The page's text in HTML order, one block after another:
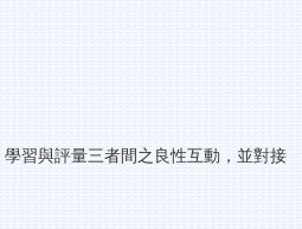
習與評量三者間之良性互動，並對接